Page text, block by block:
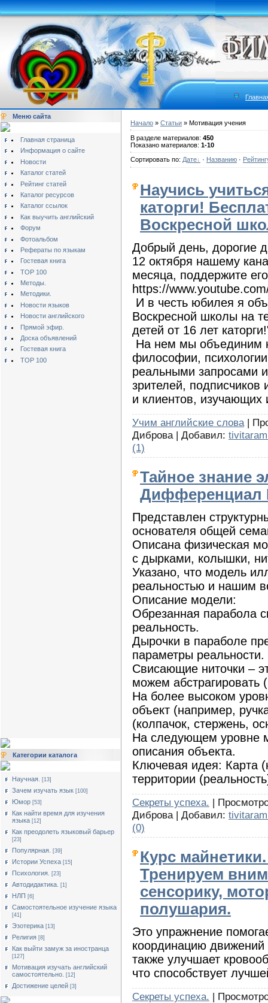
Меню сайта
Главная страница
Информация о сайте
Новости
Каталог статей
Рейтинг статей
Каталог ресурсов
Каталог ссылок
Как выучить английский
Форум
Фотоальбом
Рефераты по языкам
Гостевая книга
TOP 100
Методы.
Методики.
Новости языков
Новости английского
Прямой эфир.
Доска объявлений
Гостевая книга
TOP 100
Категории каталога
Научная. [13]
Зачем изучать язык [100]
Юмор [53]
Как найти время для изучения
языка [12]
Как преодолеть языковый барьер
[23]
Популярная. [39]
Истории Успеха [15]
Психология. [23]
Автодидактика. [1]
НЛП [6]
Cамостоятельное изучение языка
[41]
Эзотерика [13]
Религия [8]
Как выйти замуж за иностранца
[127]
Мотивация изучать английский
самостоятельно.
[12]
Достижение целей [3]
Начало » Статьи » Мотивация учения
В разделе материалов: 450
Показано материалов: 1-10
Сортировать по: Дате · Названию ·
Научись
каторги!
Воскресной
Добрый день, дорогие
12 октября нашему
месяца, поддержите
https://
И в честь юбилея я
Воскресной школы на
детей от 16 лет
На нем мы объединим
философии,
реальными запросами
зрителей, подписчиков
и клиентов,
Учим английские слова |
Диброва | Добавил:
(1)
Тайное знание
Дифференциал
Представлен
основателя общей
Описана физическая
с дырками, колышки,
Указано, что модель
реальностью и нашим
Описание модели:
Обрезанная парабола
реальность.
Дырочки в параболе
параметры реальности.
Свисающие ниточки –
можем
На более высоком
объект (например,
(колпачок, стержень,
На следующем уровне
описания объекта.
Ключевая идея: Карта
территории
Секреты успеха. |
Диброва | Добавил:
(0)
Курс
Тренируем
сенсорику,
полушария.
Это упражнение
координацию
также улучшает
что способствует
Секреты успеха. |